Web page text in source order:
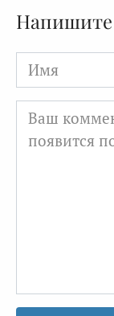
Имя